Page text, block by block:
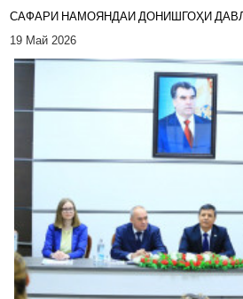
САФАРИ НАМОЯНДАИ ДОНИШГОҲИ
19 Май 2026